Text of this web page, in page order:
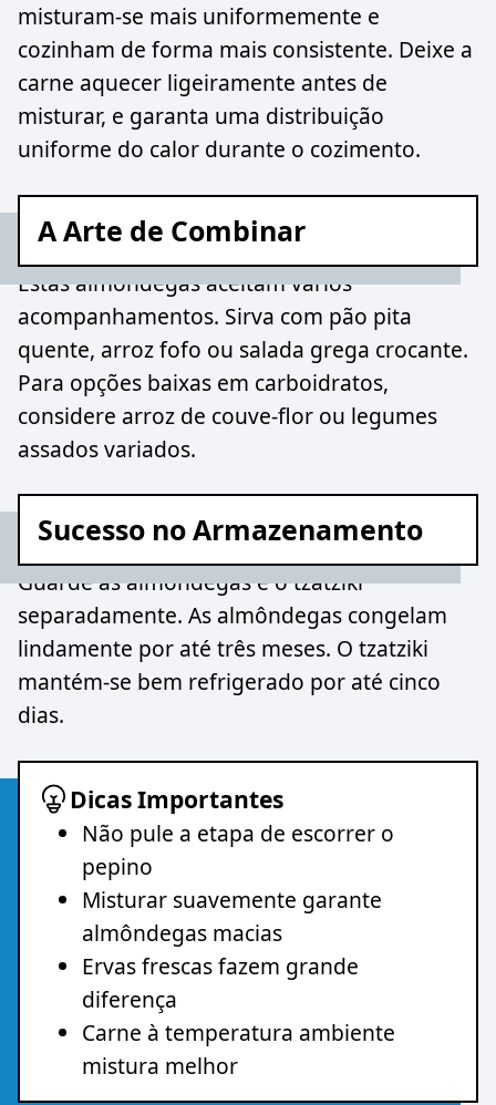
misturam-se mais uniformemente e
cozinham de forma mais consistente. Deixe a
carne aquecer ligeiramente antes de
misturar, e garanta uma distribuição
uniforme do calor durante o cozimento.
A Arte de Combinar
Estas almôndegas aceitam vários
acompanhamentos. Sirva com pão pita
quente, arroz fofo ou salada grega crocante.
Para opções baixas em carboidratos,
considere arroz de couve-flor ou legumes
assados variados.
Sucesso no Armazenamento
Guarde as almôndegas e o tzatziki
separadamente. As almôndegas congelam
lindamente por até três meses. O tzatziki
mantém-se bem refrigerado por até cinco
dias.
Dicas Importantes
Não pule a etapa de escorrer o
pepino
Misturar suavemente garante
almôndegas macias
Ervas frescas fazem grande
diferença
Carne à temperatura ambiente
mistura melhor